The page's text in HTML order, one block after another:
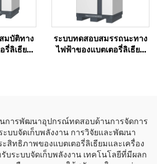
มบัติทาง
รี่ลิเธียม
ระบบทดสอบสมรรถนะทาง
ไฟฟ้าของแบตเตอรี่ลิเธียม
นการพัฒนาอุปกรณ์ทดสอบด้านการจัดการ
บบจัดเก็บพลังงาน การวิจัยและพัฒนา
สิทธิภาพของแบตเตอรี่ลิเธียมและเครื่อง
บระบบจัดเก็บพลังงาน เทคโนโลยีที่มีผลก